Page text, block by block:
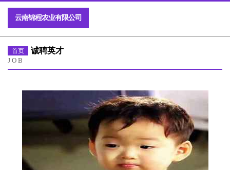
云南锦程农业有限公司
首页 诚聘英才
JOB